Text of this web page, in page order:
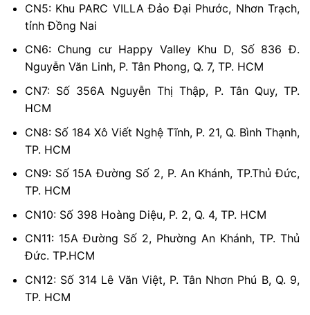
CN5: Khu PARC VILLA Đảo Đại Phước, Nhơn Trạch,
tỉnh Đồng Nai
CN6: Chung cư Happy Valley Khu D, Số 836 Đ.
Nguyễn Văn Linh, P. Tân Phong, Q. 7, TP. HCM
CN7: Số 356A Nguyễn Thị Thập, P. Tân Quy, TP.
HCM
CN8: Số 184 Xô Viết Nghệ Tĩnh, P. 21, Q. Bình Thạnh,
TP. HCM
CN9: Số 15A Đường Số 2, P. An Khánh, TP.Thủ Đức,
TP. HCM
CN10: Số 398 Hoàng Diệu, P. 2, Q. 4, TP. HCM
CN11: 15A Đường Số 2, Phường An Khánh, TP. Thủ
Đức. TP.HCM
CN12: Số 314 Lê Văn Việt, P. Tân Nhơn Phú B, Q. 9,
TP. HCM